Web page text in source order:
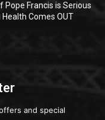
Pope Francis is Serious
Comes OUT
and special